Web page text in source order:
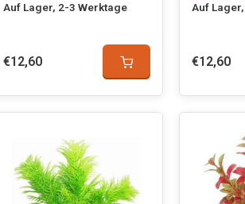
Auf Lager, 2-3 Werktage
€12,60
Auf
€12,60